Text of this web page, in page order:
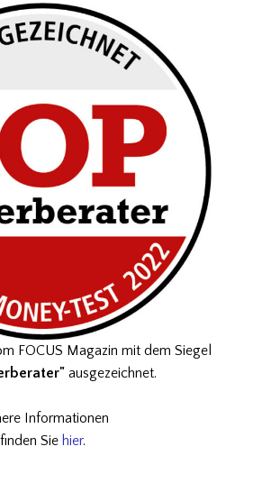
FOCUS Magazin mit dem Siegel
ausgezeichnet.
Informationen
finden Sie hier.